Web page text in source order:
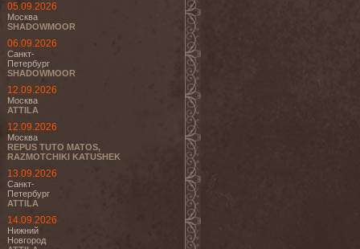
05.09.2026
Москва
SHADOWMOOR
06.09.2026
Санкт-
Петербург
SHADOWMOOR
12.09.2026
Москва
ATTILA
12.09.2026
Москва
REPUS TUTO MATOS,
RAZMOTCHIKI KATUSHEK
13.09.2026
Санкт-
Петербург
ATTILA
14.09.2026
Нижний
Новгород